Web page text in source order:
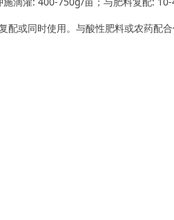
配或同时使用。与酸性肥料或农药配